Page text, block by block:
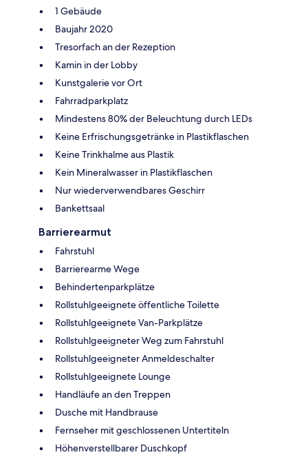
1 Gebäude
Baujahr 2020
Tresorfach an der Rezeption
Kamin in der Lobby
Kunstgalerie vor Ort
Fahrradparkplatz
Mindestens 80% der Beleuchtung durch LEDs
Keine Erfrischungsgetränke in Plastikflaschen
Keine Trinkhalme aus Plastik
Kein Mineralwasser in Plastikflaschen
Nur wiederverwendbares Geschirr
Bankettsaal
Barrierearmut
Fahrstuhl
Barrierearme Wege
Behindertenparkplätze
Rollstuhlgeeignete öffentliche Toilette
Rollstuhlgeeignete Van-Parkplätze
Rollstuhlgeeigneter Weg zum Fahrstuhl
Rollstuhlgeeigneter Anmeldeschalter
Rollstuhlgeeignete Lounge
Handläufe an den Treppen
Dusche mit Handbrause
Fernseher mit geschlossenen Untertiteln
Höhenverstellbarer Duschkopf